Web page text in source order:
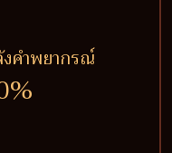
คำพยากรณ์